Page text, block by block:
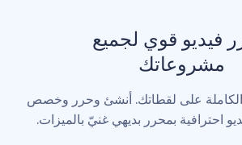
لجميع
أنشئ وحرر وخصص
بديهي غنيّ بالميزات.